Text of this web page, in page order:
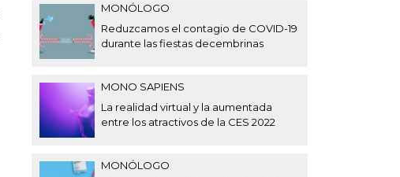
MONÓLOGO
Reduzcamos el contagio de COVID-19
durante las fiestas decembrinas
MONO SAPIENS
La realidad virtual y la aumentada
entre los atractivos de la CES 2022
MONÓLOGO